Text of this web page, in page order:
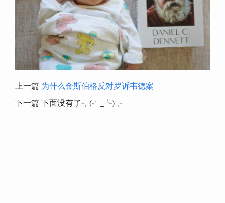
上一篇 为什么金斯伯格反对罗诉韦德案
下一篇 下面没有了╮(╯_╰)╭